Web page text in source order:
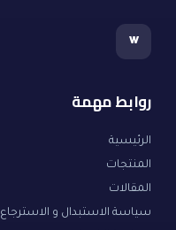
w
روابط مهمة
الرئيسية
المنتجات
المقالات
سياسة الاستبدال و الاسترجاع